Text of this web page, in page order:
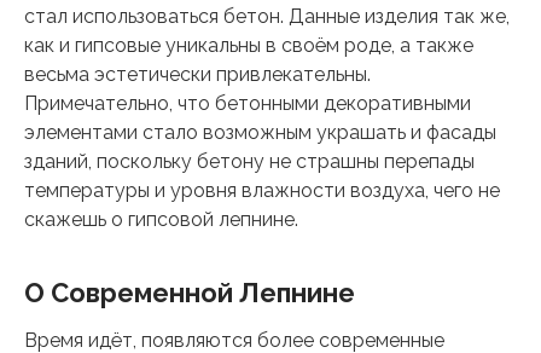
стал использоваться бетон. Данные изделия так же,
как и гипсовые уникальны в своём роде, а также
весьма эстетически привлекательны.
Примечательно, что бетонными декоративными
элементами стало возможным украшать и фасады
зданий, поскольку бетону не страшны перепады
температуры и уровня влажности воздуха, чего не
скажешь о гипсовой лепнине.
О Современной Лепнине
Время идёт, появляются более современные